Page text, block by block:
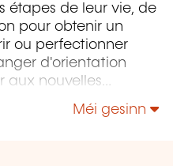
étapes de leur vie, de
pour obtenir un
ou perfectionner
d'orientation
aux nouvelles
culture personnelle...
Méi gesinn